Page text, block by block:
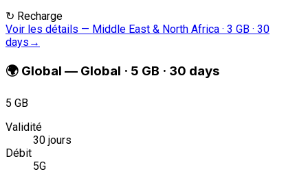
↻ Recharge
Voir les détails — Middle East & North Africa · 3 GB · 30
days →
🌍 Global — Global · 5 GB · 30 days
5 GB
Validité
30 jours
Débit
5G